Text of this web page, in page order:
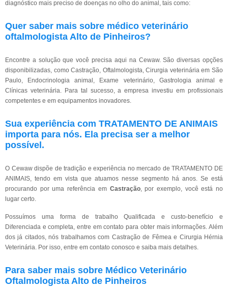
diagnóstico mais preciso de doenças no olho do animal, tais como:
Quer saber mais sobre médico veterinário
oftalmologista Alto de Pinheiros?
Encontre a solução que você precisa aqui na Cewaw. São diversas opções
disponibilizadas, como Castração, Oftalmologista, Cirurgia veterinária em São
Paulo, Endocrinologia animal, Exame veterinário, Gastrologia animal e
Clínicas veterinária. Para tal sucesso, a empresa investiu em profissionais
competentes e em equipamentos inovadores.
Sua experiência com TRATAMENTO DE ANIMAIS
importa para nós. Ela precisa ser a melhor
possível.
O Cewaw dispõe de tradição e experiência no mercado de TRATAMENTO DE
ANIMAIS, tendo em vista que atuamos nesse segmento há anos. Se está
procurando por uma referência em Castração, por exemplo, você está no
lugar certo.
Possuímos uma forma de trabalho Qualificada e custo-benefício e
Diferenciada e completa, entre em contato para obter mais informações. Além
dos já citados, nós trabalhamos com Castração de Fêmea e Cirurgia Hérnia
Veterinária. Por isso, entre em contato conosco e saiba mais detalhes.
Para saber mais sobre Médico Veterinário
Oftalmologista Alto de Pinheiros